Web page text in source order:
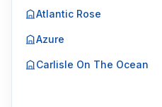
Atlantic Rose
Azure
Carlisle On The Ocean